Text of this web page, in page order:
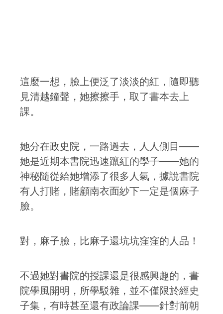
這麼一想，臉上便泛了淡淡的紅，隨即聽
見清越鐘聲，她擦擦手，取了書本去上
課。
她分在政史院，一路過去，人人側目——
她是近期本書院迅速躥紅的學子——她的
神秘隨從給她增添了很多人氣，據說書院
有人打賭，賭顧南衣面紗下一定是個麻子
臉。
對，麻子臉，比麻子還坑坑窪窪的人品！
不過她對書院的授課還是很感興趣的，書
院學風開明，所學駁雜，並不僅限於經史
子集，有時甚至還有政論課——針對前朝